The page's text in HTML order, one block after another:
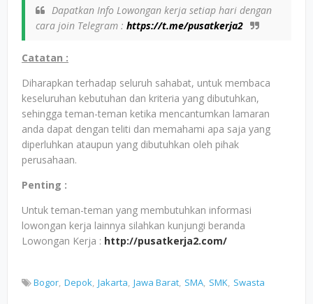
Dapatkan Info Lowongan kerja setiap hari dengan
cara join Telegram : https://t.me/pusatkerja2
Catatan :
Diharapkan terhadap seluruh sahabat, untuk membaca
keseluruhan kebutuhan dan kriteria yang dibutuhkan,
sehingga teman-teman ketika mencantumkan lamaran
anda dapat dengan teliti dan memahami apa saja yang
diperluhkan ataupun yang dibutuhkan oleh pihak
perusahaan.
Penting :
Untuk teman-teman yang membutuhkan informasi
lowongan kerja lainnya silahkan kunjungi beranda
Lowongan Kerja : http://pusatkerja2.com/
Bogor Depok Jakarta Jawa Barat SMA SMK Swasta